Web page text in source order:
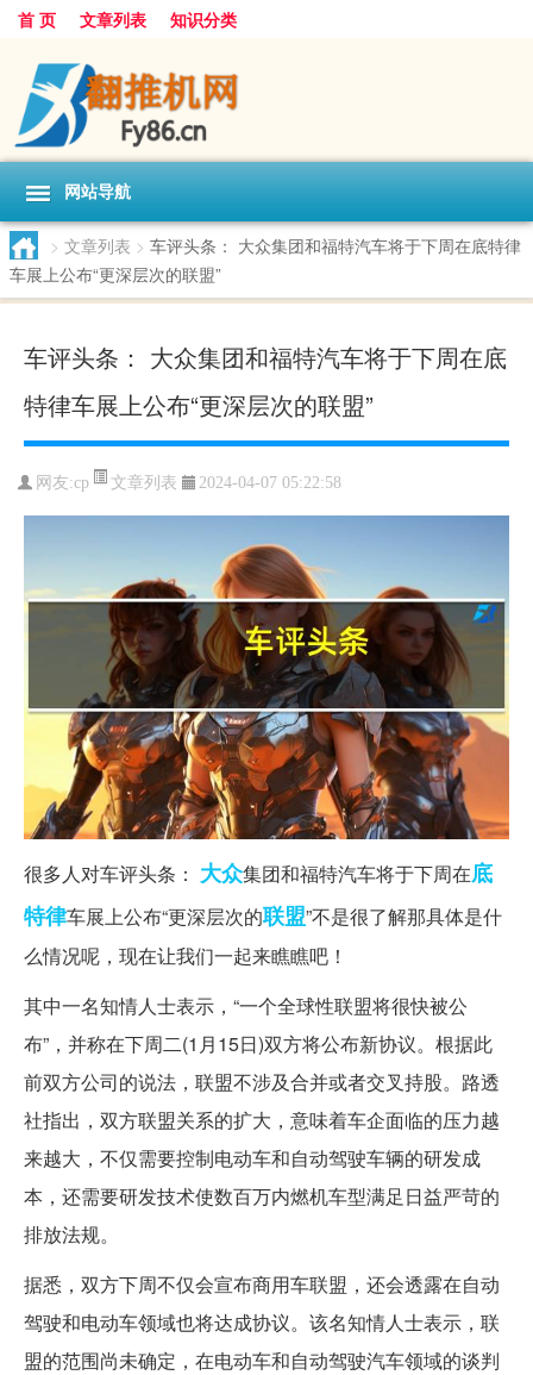
首 页 文章列表 知识分类
网站导航
> 文章列表 > 车评头条： 大众集团和福特汽车将于下周在底特律
车展上公布“更深层次的联盟”
车评头条： 大众集团和福特汽车将于下周在底
特律车展上公布“更深层次的联盟”
网友:cp 文章列表 2024-04-07 05:22:58
很多人对车评头条： 大众集团和福特汽车将于下周在底
特律车展上公布“更深层次的联盟”不是很了解那具体是什
么情况呢，现在让我们一起来瞧瞧吧！
其中一名知情人士表示，“一个全球性联盟将很快被公
布”，并称在下周二(1月15日)双方将公布新协议。根据此
前双方公司的说法，联盟不涉及合并或者交叉持股。路透
社指出，双方联盟关系的扩大，意味着车企面临的压力越
来越大，不仅需要控制电动车和自动驾驶车辆的研发成
本，还需要研发技术使数百万内燃机车型满足日益严苛的
排放法规。
据悉，双方下周不仅会宣布商用车联盟，还会透露在自动
驾驶和电动车领域也将达成协议。该名知情人士表示，联
盟的范围尚未确定，在电动车和自动驾驶汽车领域的谈判